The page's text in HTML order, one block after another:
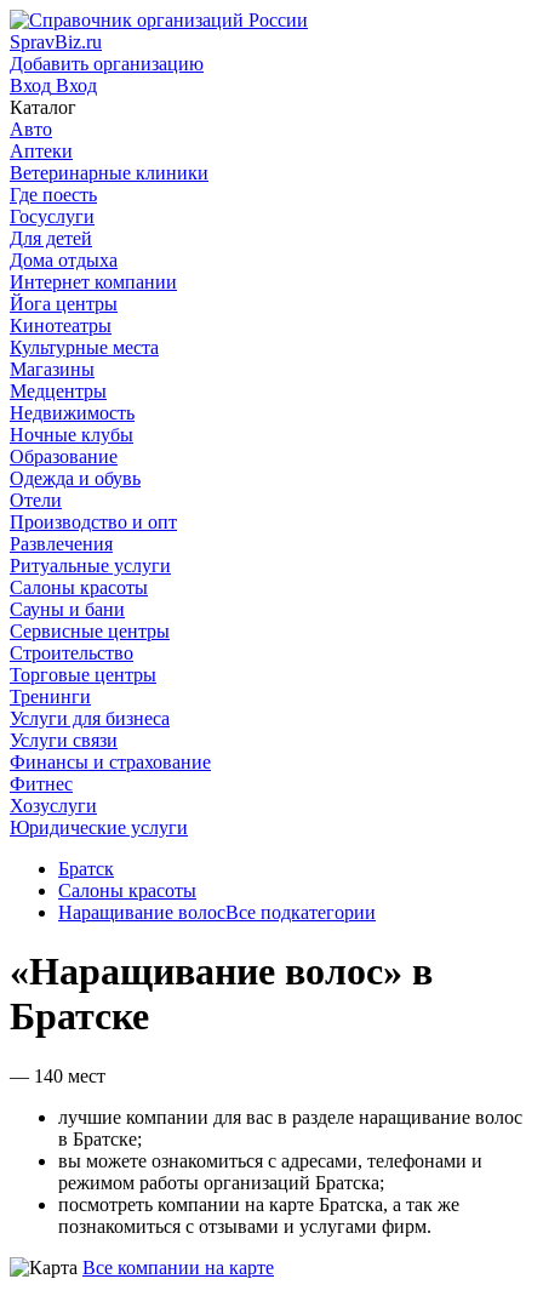
SpravBiz.ru
Добавить организацию
Вход Вход
Каталог
Авто
Аптеки
Ветеринарные клиники
Где поесть
Госуслуги
Для детей
Дома отдыха
Интернет компании
Йога центры
Кинотеатры
Культурные места
Магазины
Медцентры
Недвижимость
Ночные клубы
Образование
Одежда и обувь
Отели
Производство и опт
Развлечения
Ритуальные услуги
Салоны красоты
Сауны и бани
Сервисные центры
Строительство
Торговые центры
Тренинги
Услуги для бизнеса
Услуги связи
Финансы и страхование
Фитнес
Хозуслуги
Юридические услуги
Братск
Салоны красоты
Наращивание волосВсе подкатегории
«Наращивание волос» в
Братске
— 140 мест
лучшие компании для вас в разделе наращивание волос
в Братске;
вы можете ознакомиться с адресами, телефонами и
режимом работы организаций Братска;
посмотреть компании на карте Братска, а так же
познакомиться с отзывами и услугами фирм.
Все компании на карте